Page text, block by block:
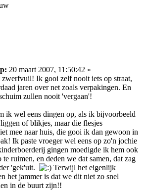
20 maart 2007, 11:50:42 »
zwerfvuil! Ik gooi zelf nooit iets op straat,
jaren over net zoals verpakingen. En
zullen nooit 'vergaan'!
ik wel eens dingen op, als ik bijvoorbeeld
of blikjes, maar die flesjes
mee naar huis, die gooi ik dan gewoon in
Ik paste vroeger wel eens op zo'n jochie
gingen moedigde ik hem ook
ruimen, en deden we dat samen, dat zag
'gek'uit.
Terwijl het eigenlijk
het jammer is dat we dit niet zo snel
in de buurt zijn!!